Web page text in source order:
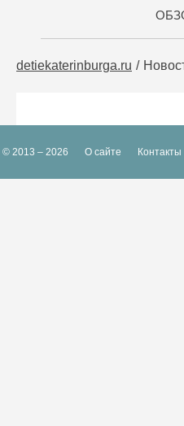
detiekaterinburga.ru
© 2013 – 2026 О сайте Контакты